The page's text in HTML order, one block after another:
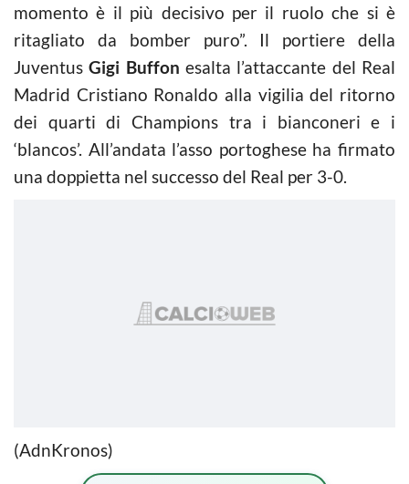
momento è il più decisivo per il ruolo che si è
ritagliato da bomber puro”. Il portiere della
JuventusGigi Buffon esalta l’attaccante del Real
Madrid Cristiano Ronaldo alla vigilia del ritorno
dei quarti di Champions tra i bianconeri e i
‘blancos’. All’andata l’asso portoghese ha firmato
una doppietta nel successo del Real per 3-0.
(AdnKronos)